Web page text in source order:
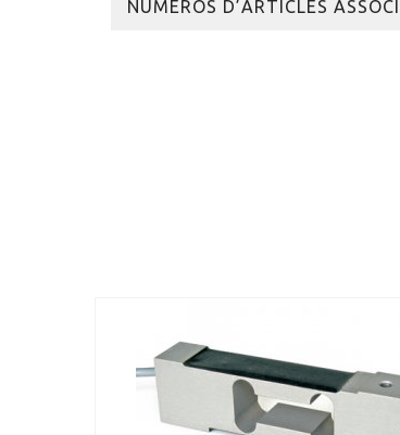
NUMÉROS D’ARTICLES